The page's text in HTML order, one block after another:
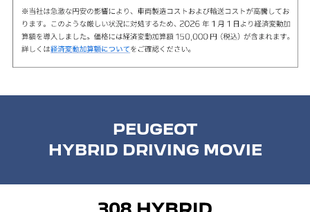
PEUGEOT
HYBRID DRIVING MOVIE